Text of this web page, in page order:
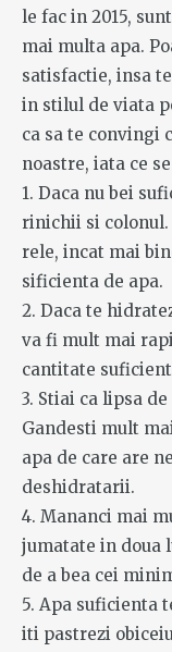
le fac in 2015,
mai multa apa.
satisfactie, insa
in stilul de viata
ca sa te convingi
noastre, iata ce
1. Daca nu bei
rinichii si
rele, incat mai
sificienta de apa.
2. Daca te
va fi mult mai
cantitate
3. Stiai ca lipsa
Gandesti mult
apa de care are
deshidratarii.
4. Mananci mai
jumatate in doua
de a bea cei
5. Apa suficienta
iti pastrezi